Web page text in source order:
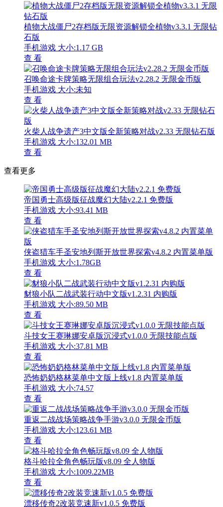
植物大战僵尸2存档版无限资源解锁全植物v3.3.1 无限钻
石版
手机游戏 大小:1.17 GB
查 看
召唤命途卡牌策略无限组合玩法v2.28.2 无限金币版
手机游戏 大小:未知
查 看
火柴人战争遗产3中文版全新策略对战v2.33 无限钻石版
手机游戏 大小:132.01 MB
查 看
查看更多
帝国勇士高级版征战魔幻大陆v2.2.1 免费版
手机游戏 大小:93.41 MB
查 看
侠盗猎车手圣安地列斯开放世界探索v4.8.2 内置菜单版
手机游戏 大小:1.78GB
查 看
豺狼小队二战武装行动中文版v1.2.31 内购版
手机游戏 大小:89.50 MB
查 看
斗技女王赛琳娜安卓版沉浸式v1.0.0 无限技能点版
手机游戏 大小:37.81 MB
查 看
恐怖奶奶格林菜单中文版上线v1.8 内置菜单版
手机游戏 大小:74.57
查 看
重返二战战场策略战争手游v3.0.0 无限金币版
手机游戏 大小:123.61 MB
查 看
格斗哈拉全角色畅玩版v8.09 全人物版
手机游戏 大小:1009.22MB
查 看
漂移传奇2改装竞速新v1.0.5 免费版